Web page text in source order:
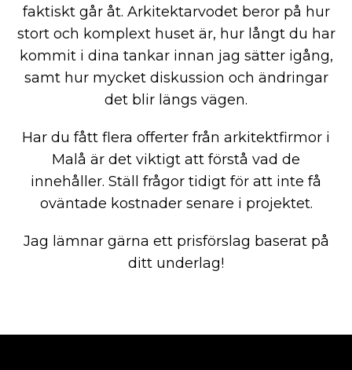
faktiskt går åt. Arkitektarvodet beror på hur
stort och komplext huset är, hur långt du har
kommit i dina tankar innan jag sätter igång,
samt hur mycket diskussion och ändringar
det blir längs vägen.
Har du fått flera offerter från arkitektfirmor i
Malå är det viktigt att förstå vad de
innehåller. Ställ frågor tidigt för att inte få
oväntade kostnader senare i projektet.
Jag lämnar gärna ett prisförslag baserat på
ditt underlag!